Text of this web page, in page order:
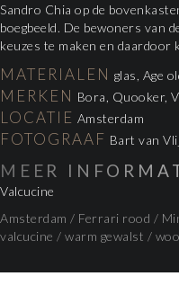
Sandro Chia op de
boegbeeld. De bewoners van
keuzes te maken en daardoor
MATERIALEN glas, Age
MERKEN Bora, Quooker,
LOCATIE Amsterdam
FOTOGRAAF Bart van
MEER
Valcucine
Amsterdam / Ferrari rood /
valcucine / warm gewalst /